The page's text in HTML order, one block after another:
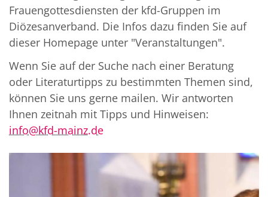
Frauengottesdiensten der kfd-Gruppen im
Diözesanverband. Die Infos dazu finden Sie auf
dieser Homepage unter "Veranstaltungen".
Wenn Sie auf der Suche nach einer Beratung
oder Literaturtipps zu bestimmten Themen sind,
können Sie uns gerne mailen. Wir antworten
Ihnen zeitnah mit Tipps und Hinweisen:
info@kfd-mainz.de